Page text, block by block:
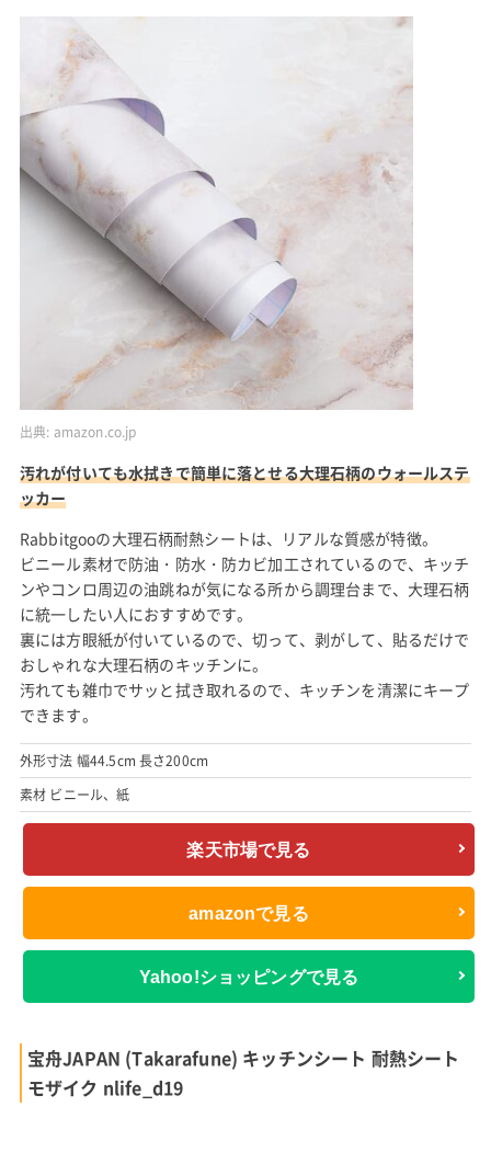
出典: amazon.co.jp
汚れが付いても水拭きで簡単に落とせる大理石柄のウォールステ
ッカー
Rabbitgooの大理石柄耐熱シートは、リアルな質感が特徴。
ビニール素材で防油・防水・防カビ加工されているので、キッチ
ンやコンロ周辺の油跳ねが気になる所から調理台まで、大理石柄
に統一したい人におすすめです。
裏には方眼紙が付いているので、切って、剥がして、貼るだけで
おしゃれな大理石柄のキッチンに。
汚れても雑巾でサッと拭き取れるので、キッチンを清潔にキープ
できます。
外形寸法 幅44.5cm 長さ200cm
素材 ビニール、紙
楽天市場で見る
amazonで見る
Yahoo!ショッピングで見る
宝舟JAPAN (Takarafune) キッチンシート 耐熱シート
モザイク nlife_d19